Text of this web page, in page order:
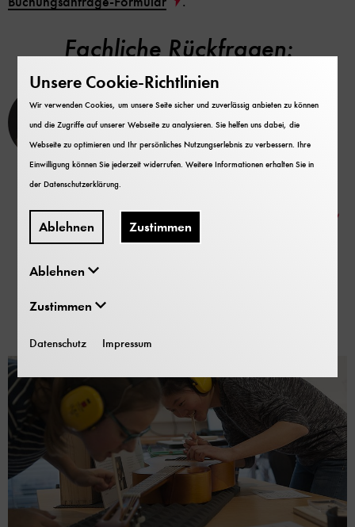
Fachliche Rückfragen:
Jutta Schlögl
Leitung Experimentier-Werkstatt /
wissenschaftliche Mitarbeiterin
E-Mail
Unsere Cookie-Richtlinien
Wir verwenden Cookies, um unsere Seite sicher und zuverlässig anbieten zu können
und die Zugriffe auf unserer Webseite zu analysieren. Sie helfen uns dabei, die
Webseite zu optimieren und Ihr persönliches Nutzungserlebnis zu verbessern. Ihre
Einwilligung können Sie jederzeit widerrufen. Weitere Informationen erhalten Sie in
derDatenschutzerklärung.
Ablehnen Zustimmen
Ablehnen
Zustimmen
Datenschutz Impressum